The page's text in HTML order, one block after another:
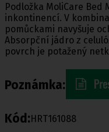
Podložka MoliCare Bed
inkontinencí. V
pomůckami navyšuje
Absorpční jádro z
povrch je potažený
Poznámka:
Kód:HRT161088